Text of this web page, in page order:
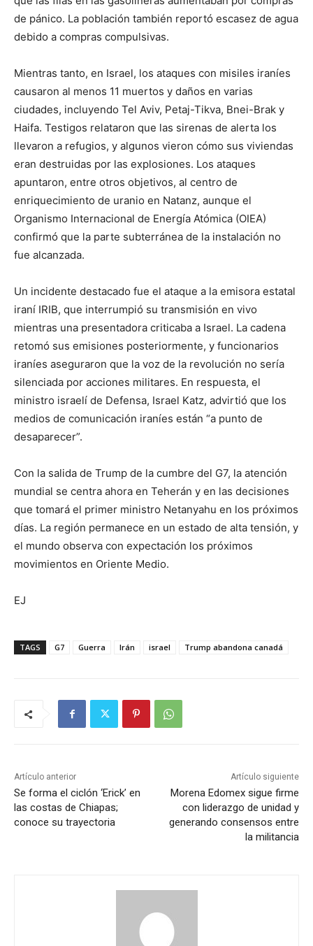
de pánico. La población también reportó escasez de agua
debido a compras compulsivas.
Mientras tanto, en Israel, los ataques con misiles iraníes
causaron al menos 11 muertos y daños en varias
ciudades, incluyendo Tel Aviv, Petaj-Tikva, Bnei-Brak y
Haifa. Testigos relataron que las sirenas de alerta los
llevaron a refugios, y algunos vieron cómo sus viviendas
eran destruidas por las explosiones. Los ataques
apuntaron, entre otros objetivos, al centro de
enriquecimiento de uranio en Natanz, aunque el
Organismo Internacional de Energía Atómica (OIEA)
confirmó que la parte subterránea de la instalación no
fue alcanzada.
Un incidente destacado fue el ataque a la emisora estatal
iraní IRIB, que interrumpió su transmisión en vivo
mientras una presentadora criticaba a Israel. La cadena
retomó sus emisiones posteriormente, y funcionarios
iraníes aseguraron que la voz de la revolución no sería
silenciada por acciones militares. En respuesta, el
ministro israelí de Defensa, Israel Katz, advirtió que los
medios de comunicación iraníes están “a punto de
desaparecer”.
Con la salida de Trump de la cumbre del G7, la atención
mundial se centra ahora en Teherán y en las decisiones
que tomará el primer ministro Netanyahu en los próximos
días. La región permanece en un estado de alta tensión, y
el mundo observa con expectación los próximos
movimientos en Oriente Medio.
EJ
TAGS G7 Guerra Irán israel Trump abandona canadá
Artículo anterior
Se forma el ciclón ‘Erick’ en
las costas de Chiapas;
conoce su trayectoria
Artículo siguiente
Morena Edomex sigue firme
con liderazgo de unidad y
generando consensos entre
la militancia